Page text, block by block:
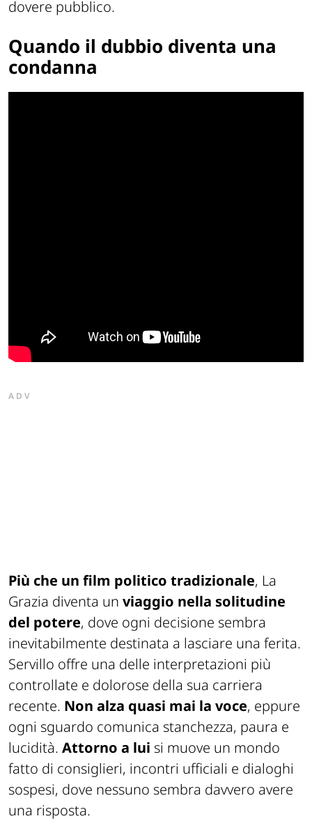
dovere pubblico.
Quando il dubbio diventa una
condanna
ADV
Più che un film politico tradizionale, La
Grazia diventa un viaggio nella solitudine
del potere, dove ogni decisione sembra
inevitabilmente destinata a lasciare una ferita.
Servillo offre una delle interpretazioni più
controllate e dolorose della sua carriera
recente. Non alza quasi mai la voce, eppure
ogni sguardo comunica stanchezza, paura e
lucidità. Attorno a lui si muove un mondo
fatto di consiglieri, incontri ufficiali e dialoghi
sospesi, dove nessuno sembra davvero avere
una risposta.